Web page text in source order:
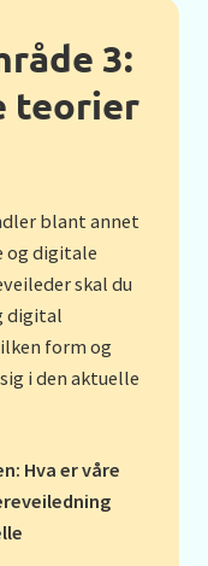
3:
teorier
blant annet
og digitale
skal du
digital
form og
i den aktuelle
Hva er våre